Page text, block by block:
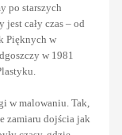
po starszych
cały czas – od
Pięknych w
w 1981
w malowaniu. Tak,
zamiaru dojścia jak